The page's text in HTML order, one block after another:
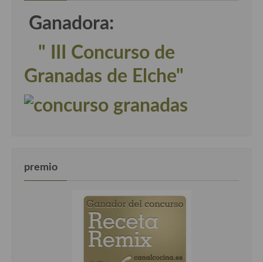
Ganadora:
" III Concurso de
Granadas de Elche"
premio